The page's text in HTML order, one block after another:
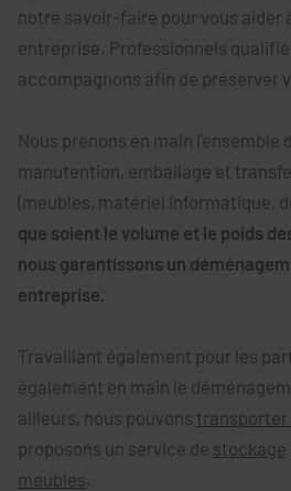
notre savoir-faire pour vous aider
entreprise. Professionnels
accompagnons afin de préserver
Nous prenons en main l’ensemble
manutention, emballage et
(meubles, matériel informatique,
que soient le volume et le poids
nous garantissons un
entreprise.
Travaillant également pour les
également en main le
ailleurs, nous pouvons transporter
proposons un service de stockage
meubles.